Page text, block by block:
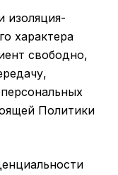
изоляция-
характера
свободно,
Политики